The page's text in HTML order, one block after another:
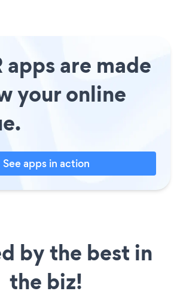
apps are made
your online
See apps in action
by the best in
the biz!